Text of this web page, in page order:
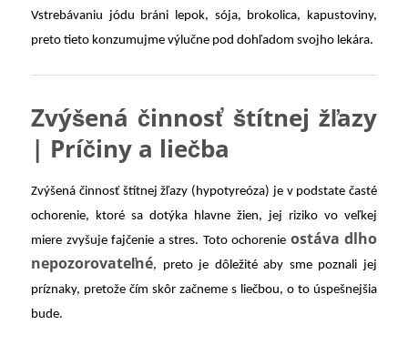
Vstrebávaniu jódu bráni lepok, sója, brokolica, kapustoviny,
preto tieto konzumujme výlučne pod dohľadom svojho lekára.
Zvýšená činnosť štítnej žľazy
| Príčiny a liečba
Zvýšená činnosť štítnej žľazy (hypotyreóza) je v podstate časté
ochorenie, ktoré sa dotýka hlavne žien, jej riziko vo veľkej
miere zvyšuje fajčenie a stres. Toto ochorenie ostáva dlho
nepozorovateľné, preto je dôležité aby sme poznali jej
príznaky, pretože čím skôr začneme s liečbou, o to úspešnejšia
bude.